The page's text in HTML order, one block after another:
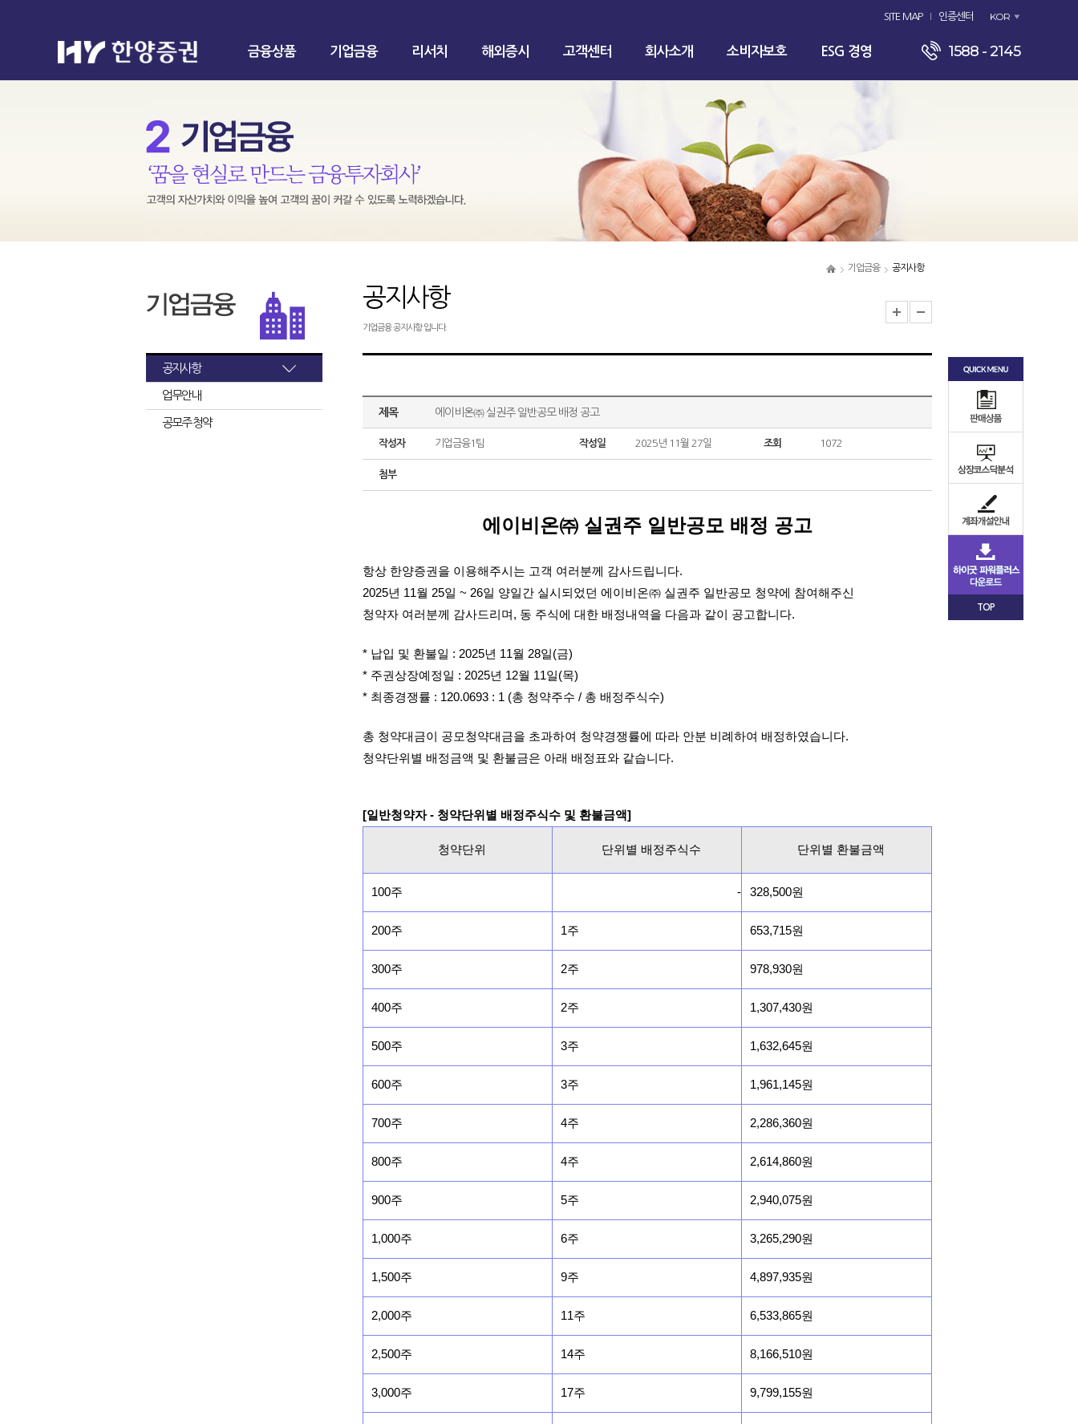
SITE MAP 인증센터 KOR
금융상품 기업금융 리서치 해외증시 고객센터 회사소개 소비자보호 ESG 경영 1588 - 2145
기업금융 공지사항
공지사항
업무안내
공모주 청약
공지사항
기업금융 공지사항 입니다.
제목 에이비온㈜ 실권주 일반공모 배정 공고
작성자 기업금융1팀 작성일 2025년 11월 27일 조회 1072
첨부
에이비온㈜ 실권주 일반공모 배정 공고
항상 한양증권을 이용해주시는 고객 여러분께 감사드립니다.
2025년 11월 25일 ~ 26일 양일간 실시되었던 에이비온㈜ 실권주 일반공모 청약에 참여해주신
청약자 여러분께 감사드리며, 동 주식에 대한 배정내역을 다음과 같이 공고합니다.
* 납입 및 환불일 : 2025년 11월 28일(금)
* 주권상장예정일 : 2025년 12월 11일(목)
* 최종경쟁률 : 120.0693 : 1 (총 청약주수 / 총 배정주식수)
총 청약대금이 공모청약대금을 초과하여 청약경쟁률에 따라 안분 비례하여 배정하였습니다.
청약단위별 배정금액 및 환불금은 아래 배정표와 같습니다.
[일반청약자 - 청약단위별 배정주식수 및 환불금액]
청약단위 단위별 배정주식수 단위별 환불금액
100주 - 328,500원
200주 1주 653,715원
300주 2주 978,930원
400주 2주 1,307,430원
500주 3주 1,632,645원
600주 3주 1,961,145원
700주 4주 2,286,360원
800주 4주 2,614,860원
900주 5주 2,940,075원
1,000주 6주 3,265,290원
1,500주 9주 4,897,935원
2,000주 11주 6,533,865원
2,500주 14주 8,166,510원
3,000주 17주 9,799,155원
TOP